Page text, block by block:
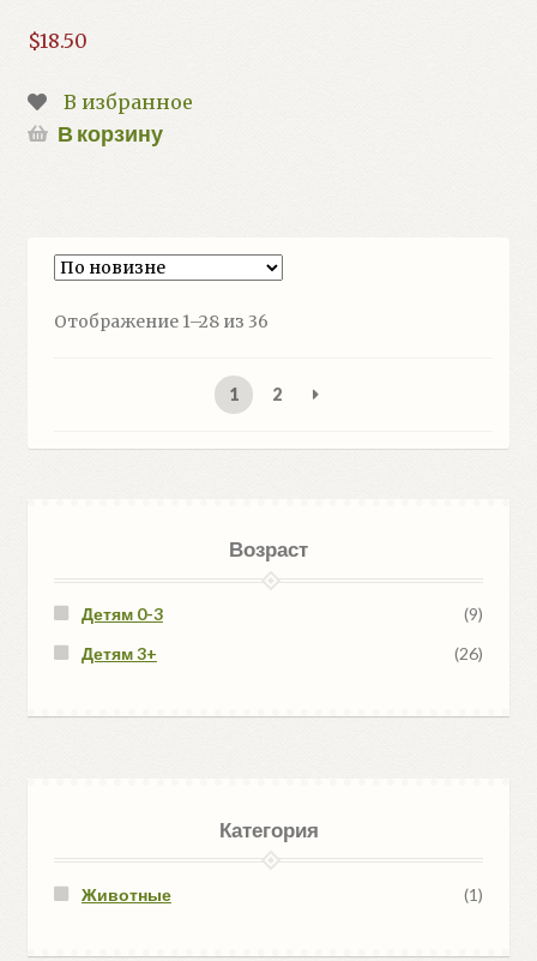
$18.50
В избранное
В корзину
Отображение 1–28 из 36
1 2
Возраст
Детям 0-3
(9)
Детям 3+
(26)
Категория
Животные (1)